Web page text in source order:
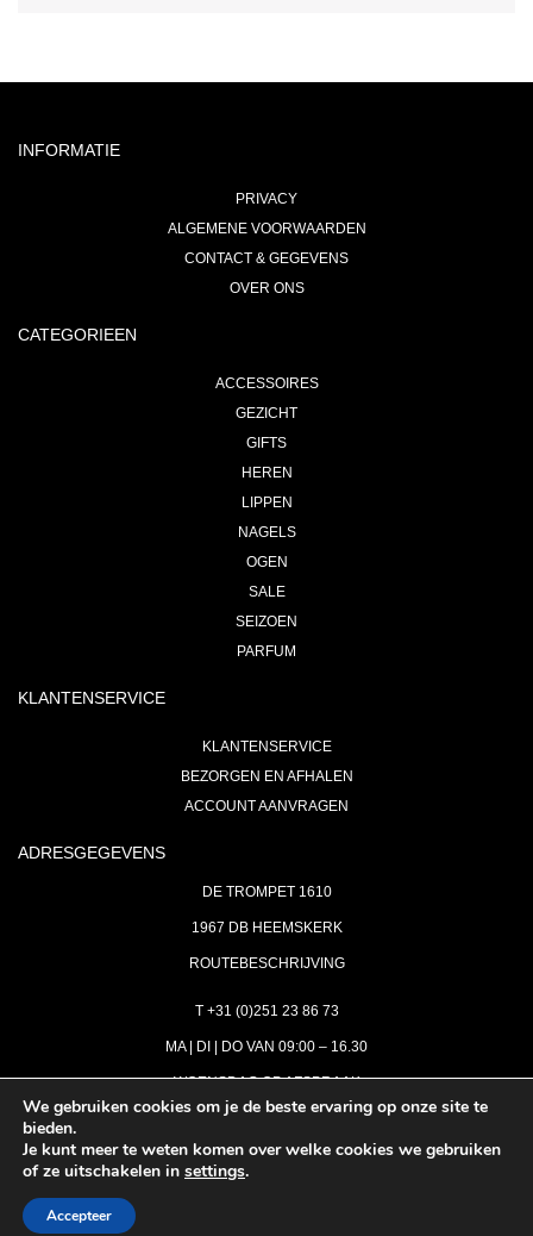
INFORMATIE
PRIVACY
ALGEMENE VOORWAARDEN
CONTACT & GEGEVENS
OVER ONS
CATEGORIEEN
ACCESSOIRES
GEZICHT
GIFTS
HEREN
LIPPEN
NAGELS
OGEN
SALE
SEIZOEN
PARFUM
KLANTENSERVICE
KLANTENSERVICE
BEZORGEN EN AFHALEN
ACCOUNT AANVRAGEN
ADRESGEGEVENS
DE TROMPET 1610
1967 DB HEEMSKERK
ROUTEBESCHRIJVING
T +31 (0)251 23 86 73
MA | DI | DO VAN 09:00 – 16.30
WOENSDAG OP AFSPRAAK
INFO@ASTH.NL
We gebruiken cookies om je de beste ervaring op onze site te
bieden.
Je kunt meer te weten komen over welke cookies we gebruiken
of ze uitschakelen in settings.
Accepteer